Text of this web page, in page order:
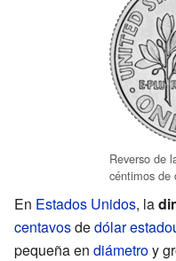
Reverso de
céntimos de
En Estados Unidos, la
centavosdedólar
pequeña en diámetroy